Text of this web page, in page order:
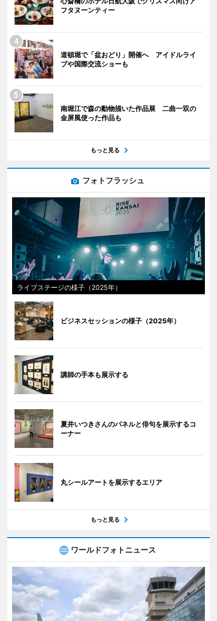
フタヌーンティー
道頓堀で「盆おどり」開催へ アイドルライ
ブや国際交流ショーも
南堀江で森の動物描いた作品展 二曲一双の
金屏風使った作品も
もっと見る
フォトフラッシュ
ライブステージの様子（2025年）
ビジネスセッションの様子（2025年）
講師の手本も展示する
夏井いつきさんのパネルと俳句を展示するコ
ーナー
丸シールアートを展示するエリア
もっと見る
ワールドフォトニュース